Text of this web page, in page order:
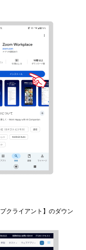
クライアント】のダウン